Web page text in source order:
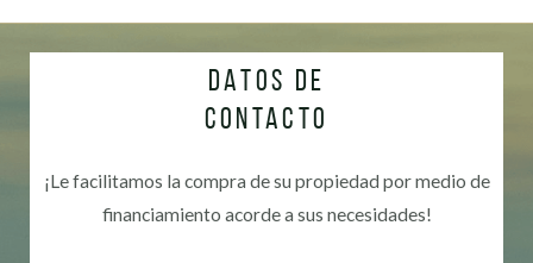
DATOS DE
CONTACTO
¡Le facilitamos la compra de su propiedad por medio de
financiamiento acorde a sus necesidades!